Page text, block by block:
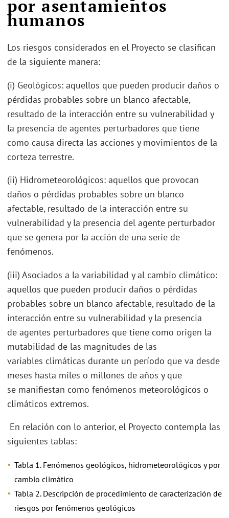
por asentamientos
humanos
Los riesgos considerados en el Proyecto se clasifican
de la siguiente manera:
(i) Geológicos: aquellos que pueden producir daños o
pérdidas probables sobre un blanco afectable,
resultado de la interacción entre su vulnerabilidad y
la presencia de agentes perturbadores que tiene
como causa directa las acciones y movimientos de la
corteza terrestre.
(ii) Hidrometeorológicos: aquellos que provocan
daños o pérdidas probables sobre un blanco
afectable, resultado de la interacción entre su
vulnerabilidad y la presencia del agente perturbador
que se genera por la acción de una serie de
fenómenos.
(iii) Asociados a la variabilidad y al cambio climático:
aquellos que pueden producir daños o pérdidas
probables sobre un blanco afectable, resultado de la
interacción entre su vulnerabilidad y la presencia
de agentes perturbadores que tiene como origen la
mutabilidad de las magnitudes de las
variables climáticas durante un período que va desde
meses hasta miles o millones de años y que
se manifiestan como fenómenos meteorológicos o
climáticos extremos.
En relación con lo anterior, el Proyecto contempla las
siguientes tablas:
Tabla 1. Fenómenos geológicos, hidrometeorológicos y por
cambio climático
Tabla 2. Descripción de procedimiento de caracterización de
riesgos por fenómenos geológicos